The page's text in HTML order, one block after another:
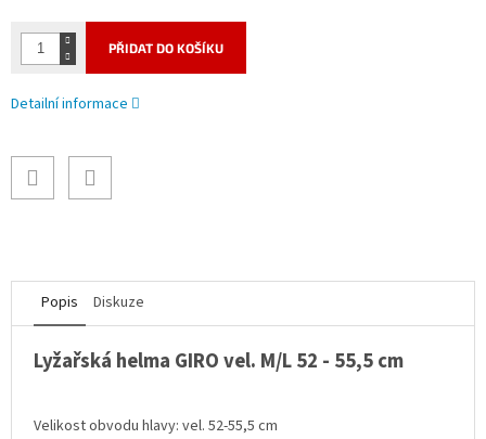
PŘIDAT DO KOŠÍKU
Detailní informace
Popis Diskuze
Lyžařská helma GIRO vel. M/L 52 - 55,5 cm
Velikost obvodu hlavy: vel. 52-55,5 cm